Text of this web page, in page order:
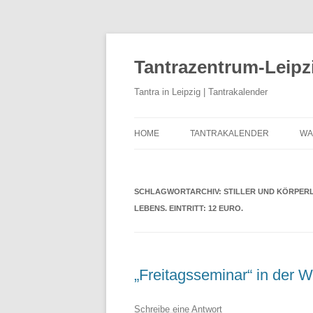
Tantrazentrum-
Tantra in Leipzig | Tantrakalender
HOME TANTRAKALENDER
SCHLAGWORTARCHIV: STILLER UND
LEBENS. EINTRITT: 12 EURO.
„Freitagsseminar“ in der
Schreibe eine Antwort